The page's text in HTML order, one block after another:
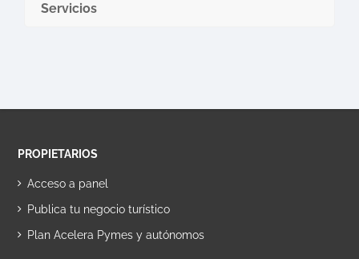
Servicios
PROPIETARIOS
Acceso a panel
Publica tu negocio turístico
Plan Acelera Pymes y autónomos